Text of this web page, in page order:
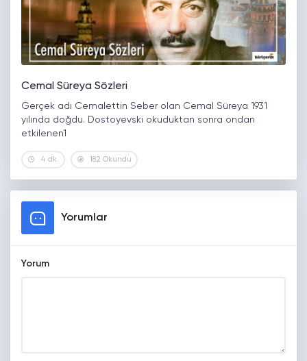
Cemal Süreya Sözleri
Gerçek adı Cemalettin Seber olan Cemal Süreya 1931
yılında doğdu. Dostoyevski okuduktan sonra ondan
etkilenen1
4 dk. 182 Okundu
Yorumlar
Yorum